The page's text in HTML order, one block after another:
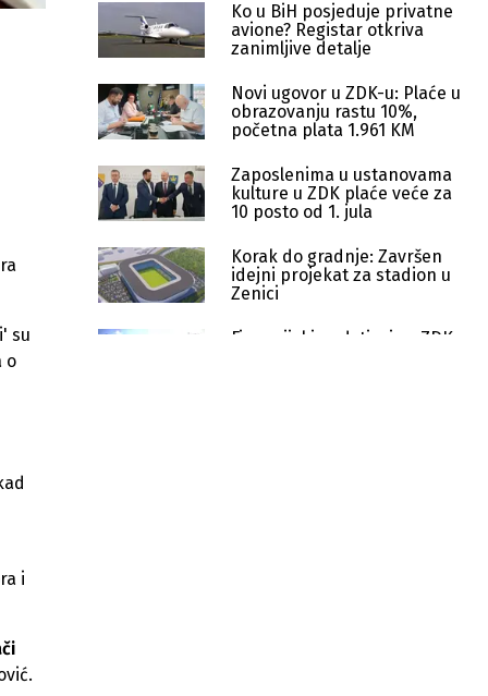
su
o
i
Ko u BiH posjeduje privatne
avione? Registar otkriva
zanimljive detalje
Novi ugovor u ZDK-u: Plaće u
obrazovanju rastu 10%,
početna plata 1.961 KM
Zaposlenima u ustanovama
kulture u ZDK plaće veće za
10 posto od 1. jula
Korak do gradnje: Završen
idejni projekat za stadion u
Zenici
Finansijski podsticaj za ZDK: